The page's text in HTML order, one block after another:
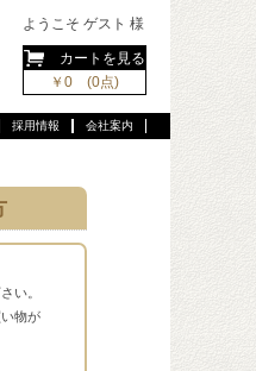
ようこそ ゲスト 様
カートを見る
￥0 (0点)
会社案内
採用情報
い。
物が